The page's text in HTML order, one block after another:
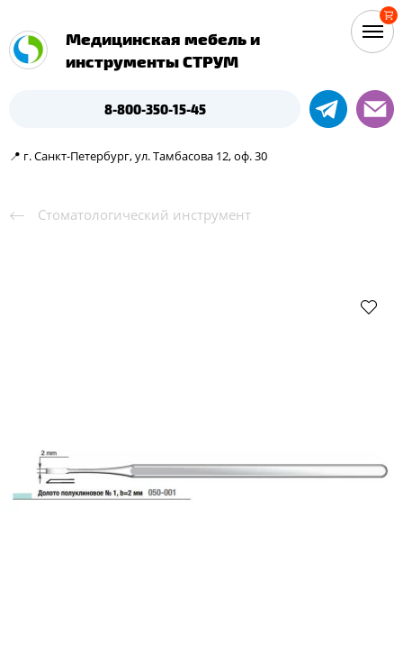
Медицинская мебель и
инструменты СТРУМ
8-800-350-15-45
📍 г. Санкт-Петербург, ул. Тамбасова 12, оф. 30
Cтоматологический инструмент